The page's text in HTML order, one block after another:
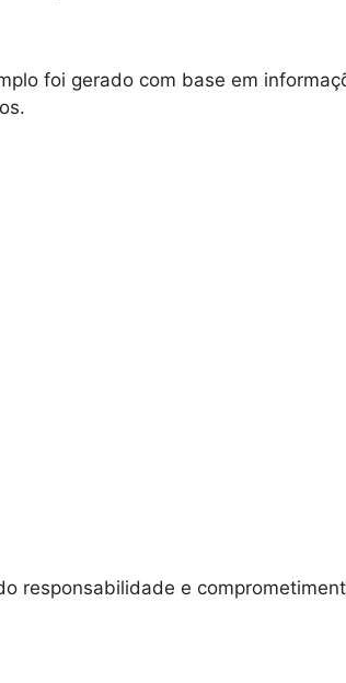
foi gerado com base em
responsabilidade e